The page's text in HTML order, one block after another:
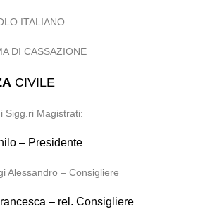
ITALIANO
DI CASSAZIONE
CIVILE
Sigg.ri Magistrati:
– Presidente
Alessandro – Consigliere
– rel. Consigliere